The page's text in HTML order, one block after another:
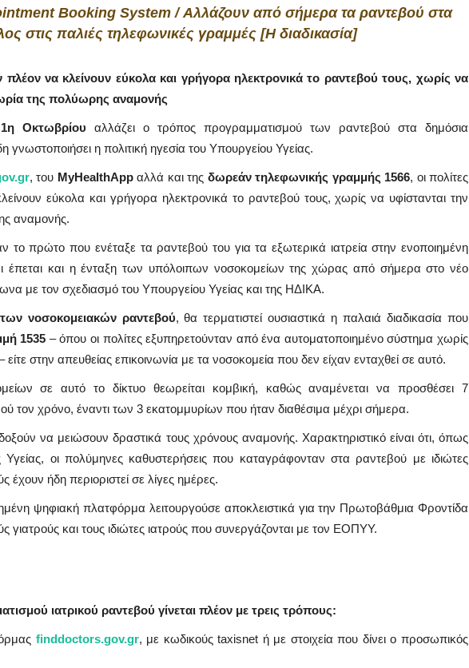
Booking System / Αλλάζουν από σήμερα τα ραντεβού στα
στις παλιές τηλεφωνικές γραμμές [Η διαδικασία]
να κλείνουν εύκολα και γρήγορα ηλεκτρονικά το ραντεβού τους, χωρίς να
της πολύωρης αναμονής
Οκτωβρίου αλλάζει ο τρόπος προγραμματισμού των ραντεβού στα δημόσια
γνωστοποιήσει η πολιτική ηγεσία του Υπουργείου Υγείας.
, του MyHealthAppαλλά και της δωρεάν τηλεφωνικής γραμμής 1566, οι πολίτες
εύκολα και γρήγορα ηλεκτρονικά το ραντεβού τους, χωρίς να υφίστανται την
αναμονής.
το πρώτο που ενέταξε τα ραντεβού του για τα εξωτερικά ιατρεία στην ενοποιημένη
έπεται και η ένταξη των υπόλοιπων νοσοκομείων της χώρας από σήμερα στο νέο
με τον σχεδιασμό του Υπουργείου Υγείας και της ΗΔΙΚΑ.
νοσοκομειακών ραντεβού, θα τερματιστεί ουσιαστικά η παλαιά διαδικασία που
1535 – όπου οι πολίτες εξυπηρετούνταν από ένα αυτοματοποιημένο σύστημα χωρίς
στην απευθείας επικοινωνία με τα νοσοκομεία που δεν είχαν ενταχθεί σε αυτό.
σε αυτό το δίκτυο θεωρείται κομβική, καθώς αναμένεται να προσθέσει 7
τον χρόνο, έναντι των 3 εκατομμυρίων που ήταν διαθέσιμα μέχρι σήμερα.
να μειώσουν δραστικά τους χρόνους αναμονής. Χαρακτηριστικό είναι ότι, όπως
Υγείας, οι πολύμηνες καθυστερήσεις που καταγράφονταν στα ραντεβού με ιδιώτες
έχουν ήδη περιοριστεί σε λίγες ημέρες.
ψηφιακή πλατφόρμα λειτουργούσε αποκλειστικά για την Πρωτοβάθμια Φροντίδα
γιατρούς και τους ιδιώτες ιατρούς που συνεργάζονται με τον ΕΟΠΥΥ.
ιατρικού ραντεβού γίνεται πλέον με τρεις τρόπους:
finddoctors.gov.gr, με κωδικούς taxisnet ή με στοιχεία που δίνει ο προσωπικός